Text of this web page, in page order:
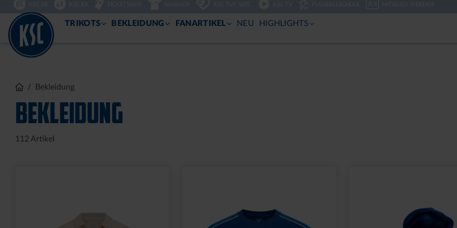
ZUM
INHALT
KSC.DE
Bekleidung
BEKLEIDUNG
112 Artikel